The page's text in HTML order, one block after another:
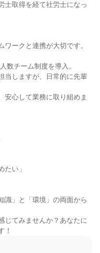
士取得を経て社労士になっ
ークと連携が大切です。
数チーム制度を導入。
当しますが、日常的に先輩
安心して業務に取り組めま
たい」
識」と「環境」の両面から
じてみませんか？あなたに
！